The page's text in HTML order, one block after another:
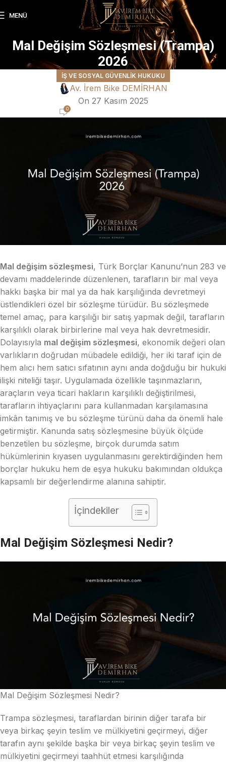
MENÜ
Mal Değişim Sözleşmesi (Trampa)
2026
İŞ VE SOSYAL GÜVENLIK HUKUKU
Av. İrem Bike DEMİRHAN
On 27 Kasım 2025
0
Mal değişim sözleşmesi, Türk Borçlar Kanunu’nun 283 ve
devamı maddelerinde düzenlenen, tarafların bir mal veya
hakkı başka bir mal ya da hak karşılığında devretmeyi
üstlendikleri özel bir sözleşme türüdür. Bu sözleşmede
temel amaç, para karşılığı bir satış yapmak değil, tarafların
karşılıklı olarak birbirlerine mal veya hak devretmesidir.
Dolayısıyla mal değişim sözleşmesi, ekonomik değeri olan
varlıkların doğrudan mübadele edildiği, her iki taraf için de
hem alıcı hem satıcı sıfatının aynı anda doğduğu bir hukuki
ilişki niteliği taşır. Uygulamada özellikle taşınmazların,
araçların veya ticari hakların karşılıklı değiştirilmesi,
tarafların ihtiyaçlarını para kullanmadan karşılamasına
imkân tanımış ve bu sözleşme türünü daha da önemli hale
getirmiştir. Kanunda satış sözleşmesine büyük ölçüde
benzetilen bu sözleşme, birçok durumda satım
hükümlerinin kıyasen uygulanmasını gerektirdiğinden hem
borçlar hukuku hem de eşya hukuku bakımından oldukça
kapsamlı bir değerlendirme alanına sahiptir.
İçindekiler
Mal Değişim Sözleşmesi Nedir?
Mal Değişim Sözleşmesi Nedir?
Trampa sözleşmesi, taraflardan birinin diğer tarafa bir
veya birkaç şeyin teslim ve mülkiyetini geçirmeyi, diğer
tarafın aynı şekilde başka bir veya birkaç şeyin teslim ve
mülkiyetini geçirmeyi taahhüt etmesi karşılığında